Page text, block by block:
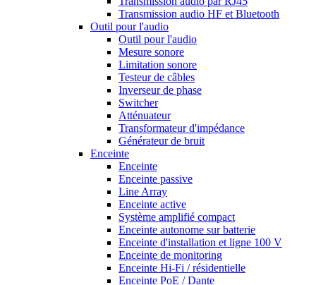
Transmission audio HF et Bluetooth
Outil pour l'audio
Outil pour l'audio
Mesure sonore
Limitation sonore
Testeur de câbles
Inverseur de phase
Switcher
Atténuateur
Transformateur d'impédance
Générateur de bruit
Enceinte
Enceinte
Enceinte passive
Line Array
Enceinte active
Système amplifié compact
Enceinte autonome sur batterie
Enceinte d'installation et ligne 100 V
Enceinte de monitoring
Enceinte Hi-Fi / résidentielle
Enceinte PoE / Dante